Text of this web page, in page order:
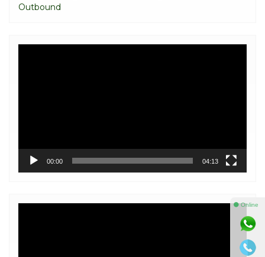
Outbound
00:00 04:13
⚫ Online